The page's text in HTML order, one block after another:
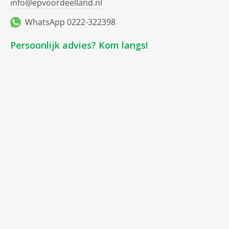
info@epvoordeelland.nl
WhatsApp 0222-322398
Persoonlijk advies? Kom langs!